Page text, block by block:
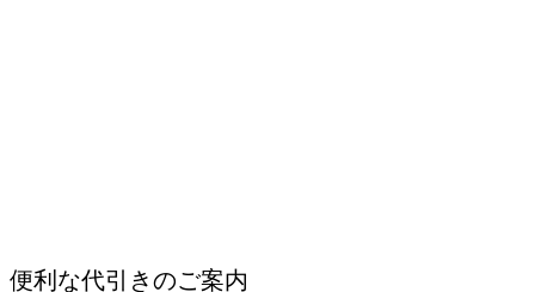
便利な代引きのご案内